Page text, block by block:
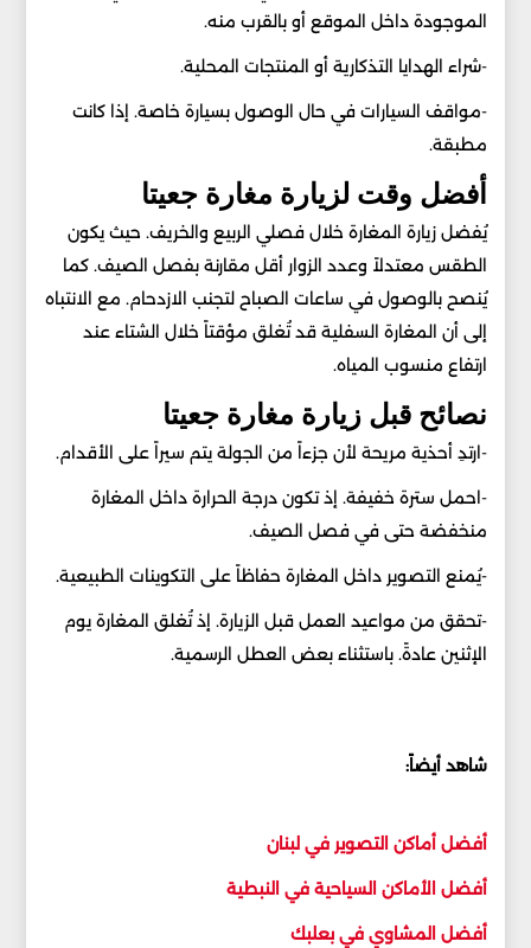
الموجودة داخل الموقع أو بالقرب منه.
-شراء الهدايا التذكارية أو المنتجات المحلية.
-مواقف السيارات في حال الوصول بسيارة خاصة. إذا كانت
مطبقة.
أفضل وقت لزيارة مغارة جعيتا
يُفضل زيارة المغارة خلال فصلي الربيع والخريف. حيث يكون
الطقس معتدلاً وعدد الزوار أقل مقارنة بفصل الصيف. كما
يُنصح بالوصول في ساعات الصباح لتجنب الازدحام. مع الانتباه
إلى أن المغارة السفلية قد تُغلق مؤقتاً خلال الشتاء عند
ارتفاع منسوب المياه.
نصائح قبل زيارة مغارة جعيتا
-ارتدِ أحذية مريحة لأن جزءاً من الجولة يتم سيراً على الأقدام.
-احمل سترة خفيفة. إذ تكون درجة الحرارة داخل المغارة
منخفضة حتى في فصل الصيف.
-يُمنع التصوير داخل المغارة حفاظاً على التكوينات الطبيعية.
-تحقق من مواعيد العمل قبل الزيارة. إذ تُغلق المغارة يوم
الإثنين عادةً. باستثناء بعض العطل الرسمية.
شاهد أيضاً:
أفضل أماكن التصوير في لبنان
أفضل الأماكن السياحية في النبطية
أفضل المشاوي في بعلبك